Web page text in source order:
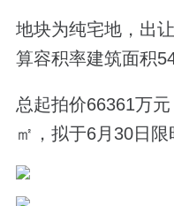
地块为纯宅地，出
算容积率建筑面积
总起拍价66361万
㎡，拟于6月30日限